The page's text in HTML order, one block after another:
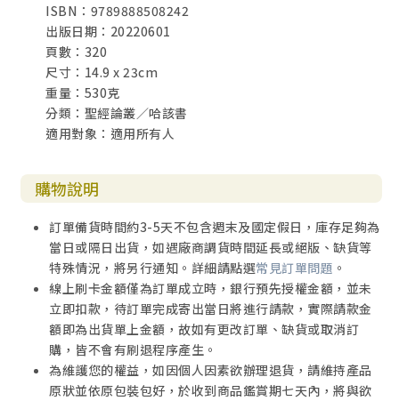
建造聖殿的行動已經開始逆轉咒詛（第三次宣告）（該二10
～19）
經文分段和寫作技巧
經文解釋和難解經文
．「這民這國」（14節）所指的是誰？
．猶大人的不潔淨從甚麼感染得來？
經文重點和實際應用
．順服神最蒙福
有助實踐經文的默想
所羅巴伯必被提拔（第四次宣告）（該二20～23）
經文分段和寫作技巧
經文解釋和難解經文
．上主如何提拔所羅巴伯？
經文重點和實際應用
有助明白經文的例子
．基督徒的千里鏡
有助實踐經文的默想
ISBN：9789888508242
出版日期：20220601
頁數：320
尺寸：14.9 x 23cm
重量：530克
分類：聖經論叢／哈該書
適用對象：適用所有人
購物說明
訂單備貨時間約3-5天不包含週末及國定假日，庫存足夠為
當日或隔日出貨，如遇廠商調貨時間延長或絕版、缺貨等
特殊情況，將另行通知。詳細請點選常見訂單問題 。
線上刷卡金額僅為訂單成立時，銀行預先授權金額，並未
立即扣款，待訂單完成寄出當日將進行請款，實際請款金
額即為出貨單上金額，故如有更改訂單、缺貨或取消訂
購，皆不會有刷退程序產生。
為維護您的權益，如因個人因素欲辦理退貨，請維持產品
原狀並依原包裝包好，於收到商品鑑賞期七天內，將與欲